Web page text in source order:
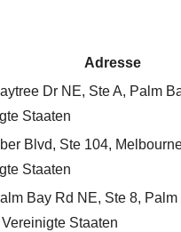
Adresse
Dr NE, Ste A, Palm
Staaten
Blvd, Ste 104,
Staaten
Bay Rd NE, Ste 8, Palm
Staaten